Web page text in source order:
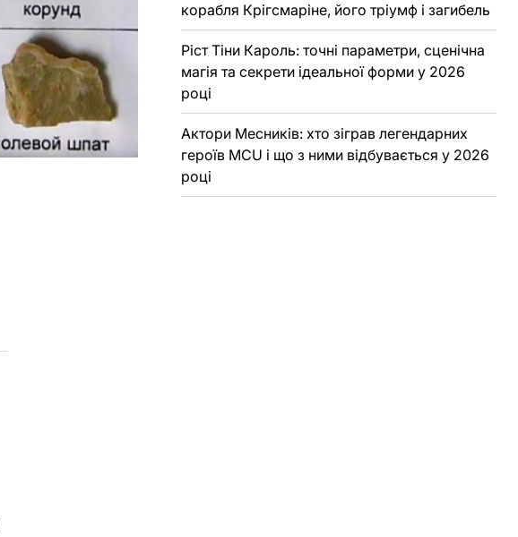
корабля Крігсмаріне, його тріумф і загибель
Ріст Тіни Кароль: точні параметри, сценічна
магія та секрети ідеальної форми у 2026
році
Актори Месників: хто зіграв легендарних
героїв MCU і що з ними відбувається у 2026
році